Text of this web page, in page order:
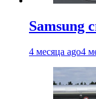
Samsung
4 месяца ago4